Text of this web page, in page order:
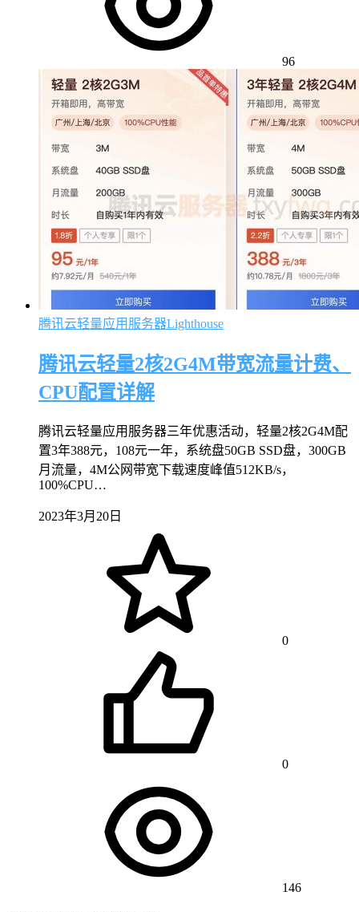
96
腾讯云轻量应用服务器Lighthouse
腾讯云轻量2核2G4M带宽流量计费、
CPU配置详解
腾讯云轻量应用服务器三年优惠活动，轻量2核2G4M配
置3年388元，108元一年，系统盘50GB SSD盘，300GB
月流量，4M公网带宽下载速度峰值512KB/s，
100%CPU…
2023年3月20日
0
0
146